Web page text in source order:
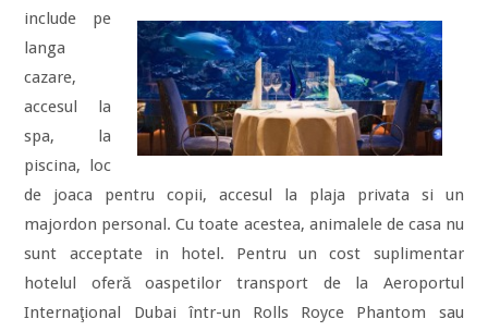
include pe
langa
cazare,
accesul la
spa, la
piscina, loc
de joaca pentru copii, accesul la plaja privata si un
majordon personal. Cu toate acestea, animalele de casa nu
sunt acceptate in hotel. Pentru un cost suplimentar
hotelul oferă oaspetilor transport de la Aeroportul
Internaţional Dubai într-un Rolls Royce Phantom sau